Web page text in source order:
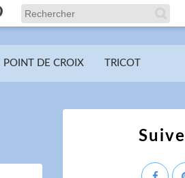
POINT DE CROIX TRICOT